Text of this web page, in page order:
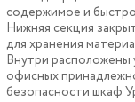
содержимое и
Нижняя секция
для хранения
Внутри
офисных
безопасности шкаф